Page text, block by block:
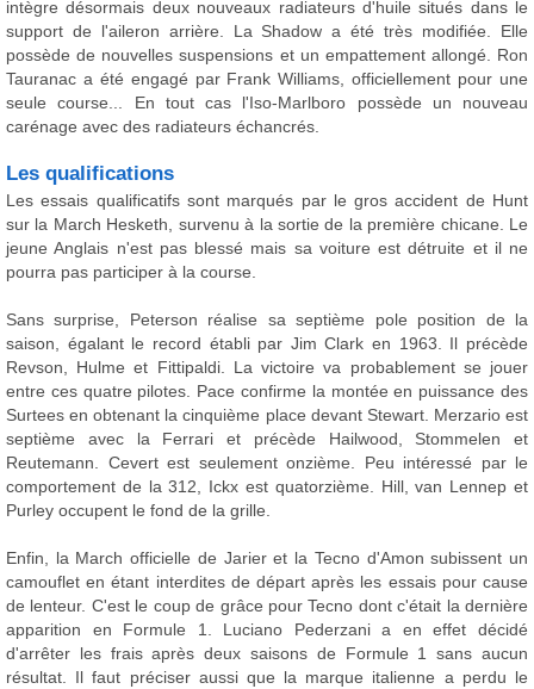
intègre désormais deux nouveaux radiateurs d'huile situés dans le
support de l'aileron arrière. La Shadow a été très modifiée. Elle
possède de nouvelles suspensions et un empattement allongé. Ron
Tauranac a été engagé par Frank Williams, officiellement pour une
seule course... En tout cas l'Iso-Marlboro possède un nouveau
carénage avec des radiateurs échancrés.
Les qualifications
Les essais qualificatifs sont marqués par le gros accident de Hunt
sur la March Hesketh, survenu à la sortie de la première chicane. Le
jeune Anglais n'est pas blessé mais sa voiture est détruite et il ne
pourra pas participer à la course.
Sans surprise, Peterson réalise sa septième pole position de la
saison, égalant le record établi par Jim Clark en 1963. Il précède
Revson, Hulme et Fittipaldi. La victoire va probablement se jouer
entre ces quatre pilotes. Pace confirme la montée en puissance des
Surtees en obtenant la cinquième place devant Stewart. Merzario est
septième avec la Ferrari et précède Hailwood, Stommelen et
Reutemann. Cevert est seulement onzième. Peu intéressé par le
comportement de la 312, Ickx est quatorzième. Hill, van Lennep et
Purley occupent le fond de la grille.
Enfin, la March officielle de Jarier et la Tecno d'Amon subissent un
camouflet en étant interdites de départ après les essais pour cause
de lenteur. C'est le coup de grâce pour Tecno dont c'était la dernière
apparition en Formule 1. Luciano Pederzani a en effet décidé
d'arrêter les frais après deux saisons de Formule 1 sans aucun
résultat. Il faut préciser aussi que la marque italienne a perdu le